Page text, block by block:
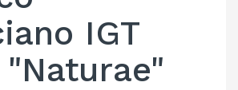
IGT
"Naturae"